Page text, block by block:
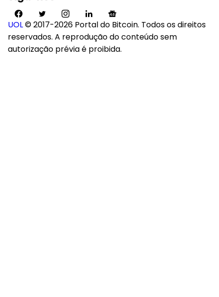
UOL© 2017-2026 Portal do Bitcoin. Todos os direitos
reservados. A reprodução do conteúdo sem
autorização prévia é proibida.